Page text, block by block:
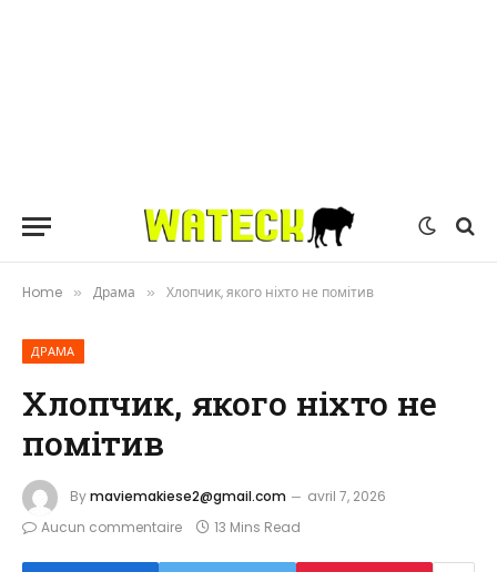
Home » Драма » Хлопчик, якого ніхто не помітив
ДРАМА
Хлопчик, якого ніхто не
помітив
Bymaviemakiese2@gmail.com
avril 7, 2026
Aucun commentaire
13 Mins Read